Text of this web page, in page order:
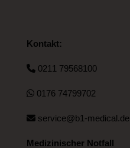
Kontakt:
0211 79568100
0176 74799702
service@b1-medical.de
Medizinischer Notfall